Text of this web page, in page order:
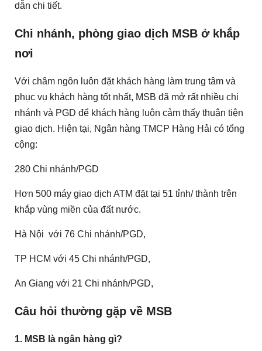
dẫn chi tiết.
Chi nhánh, phòng giao dịch MSB ở khắp
nơi
Với châm ngôn luôn đặt khách hàng làm trung tâm và
phục vụ khách hàng tốt nhất, MSB đã mở rất nhiều chi
nhánh và PGD để khách hàng luôn cảm thấy thuận tiện
giao dịch. Hiện tại, Ngân hàng TMCP Hàng Hải có tổng
cộng:
280 Chi nhánh/PGD
Hơn 500 máy giao dịch ATM đặt tại 51 tỉnh/ thành trên
khắp vùng miền của đất nước.
Hà Nội với 76 Chi nhánh/PGD,
TP HCM với 45 Chi nhánh/PGD,
An Giang với 21 Chi nhánh/PGD,
Câu hỏi thường gặp về MSB
1. MSB là ngân hàng gì?